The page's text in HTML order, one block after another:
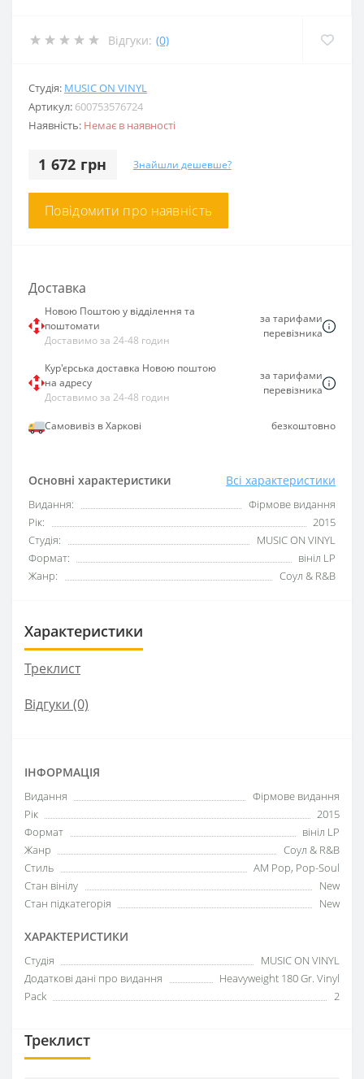
Відгуки: (0)
Студія: MUSIC ON VINYL
Артикул: 600753576724
Наявність: Немає в наявності
1 672 грн Знайшли дешевше?
Повідомити про наявність
Основні характеристики Всі характеристики
Видання:
Фірмове видання
Рік:
2015
Студія:
MUSIC ON VINYL
Формат:
вініл LP
Жанр:
Соул & R&B
Доставка
Новою Поштою у відділення та
поштомати
Доставимо за 24-48 годин
за тарифами
перевізника
Кур'єрська доставка Новою поштою
на адресу
Доставимо за 24-48 годин
за тарифами
перевізника
Самовивіз в Харкові безкоштовно
Характеристики
Треклист
Відгуки (0)
ІНФОРМАЦІЯ
Видання
Фірмове видання
Рік
2015
Формат
вініл LP
Жанр
Соул & R&B
Стиль
AM Pop, Pop-Soul
Стан вінілу
New
Стан підкатегорія
New
ХАРАКТЕРИСТИКИ
Студія
MUSIC ON VINYL
Додаткові дані про видання
Heavyweight 180 Gr. Vinyl
Pack
2
Треклист